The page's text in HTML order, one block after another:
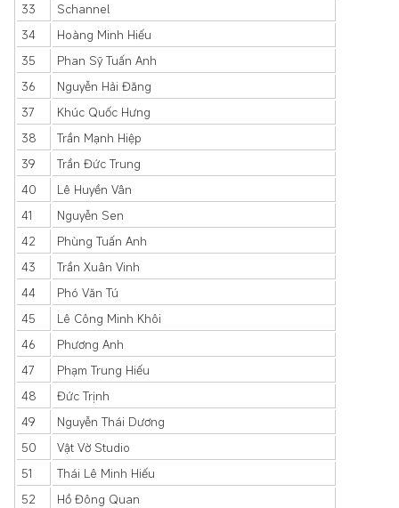
33
Schannel
34
Hoàng Minh Hiếu
35
Phan Sỹ Tuấn Anh
36
Nguyễn Hải Đăng
37
Khúc Quốc Hưng
38
Trần Mạnh Hiệp
39
Trần Đức Trung
40
Lê Huyền Vân
41
Nguyễn Sen
42
Phùng Tuấn Anh
43
Trần Xuân Vinh
44
Phó Văn Tú
45
Lê Công Minh Khôi
46
Phương Anh
47
Phạm Trung Hiếu
48
Đức Trịnh
49
Nguyễn Thái Dương
50
Vật Vờ Studio
51
Thái Lê Minh Hiếu
52
Hồ Đông Quan